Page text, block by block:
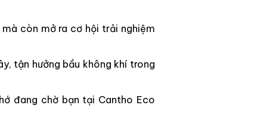
còn mở ra cơ hội trải nghiệm
tận hưởng bầu không khí trong
đang chờ bạn tại Cantho Eco